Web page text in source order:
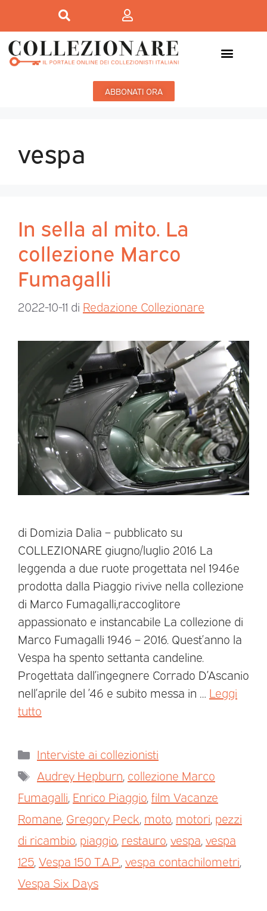
ABBONATI ORA
vespa
In sella al mito. La
collezione Marco
Fumagalli
2022-10-11 di Redazione Collezionare
di Domizia Dalia – pubblicato su
COLLEZIONARE giugno/luglio 2016 La
leggenda a due ruote progettata nel 1946e
prodotta dalla Piaggio rivive nella collezione
di Marco Fumagalli,raccoglitore
appassionato e instancabile La collezione di
Marco Fumagalli 1946 – 2016. Quest’anno la
Vespa ha spento settanta candeline.
Progettata dall’ingegnere Corrado D’Ascanio
nell’aprile del ’46 e subito messa in … Leggi
tutto
Interviste ai collezionisti
Audrey Hepburn collezione Marco
Fumagalli Enrico Piaggio film Vacanze
Romane Gregory Peck moto motori pezzi
di ricambio piaggio restauro vespa vespa
125 Vespa 150 T.A.P. vespa contachilometri
Vespa Six Days